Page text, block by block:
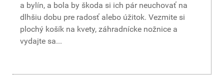
a bylín, a bola by škoda si ich pár neuchovať na
dlhšiu dobu pre radosť alebo úžitok. Vezmite si
plochý košík na kvety, záhradnícke nožnice a
vydajte sa...